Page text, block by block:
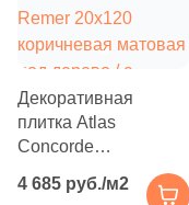
Гранит (4)
Животные ( 2)
Изображения (
Камень (
Кирпич (11)
Декоративная
плитка Atlas
Concorde
610080000232 Rive
Remer 20x120
4 685 руб./м2